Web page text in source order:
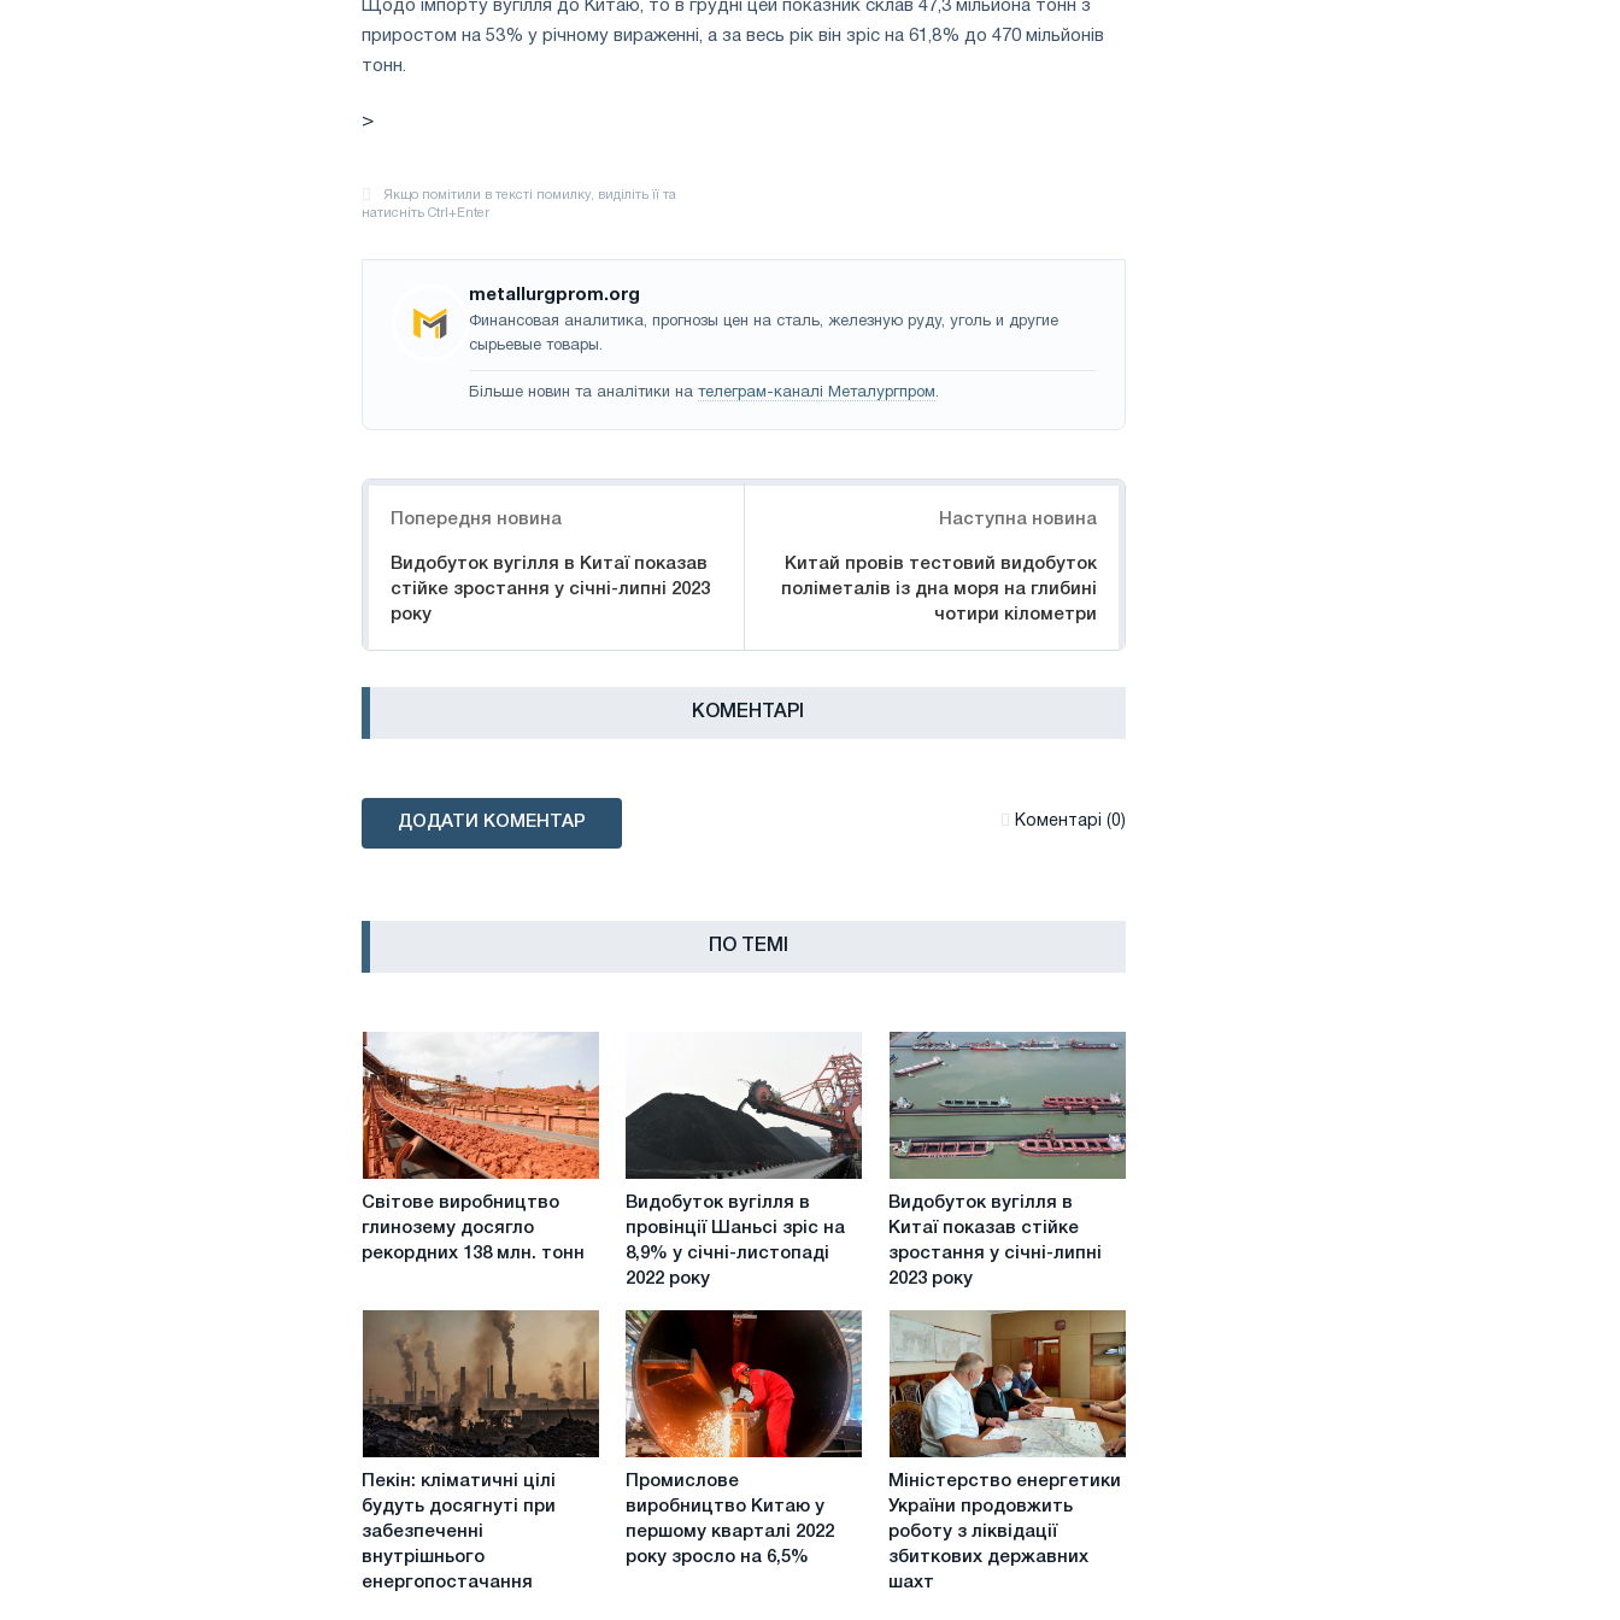
Щодо імпорту вугілля до Китаю, то в грудні цей показник склав 47,3 мільйона тонн з
приростом на 53% у річному вираженні, а за весь рік він зріс на 61,8% до 470 мільйонів
тонн.
>
metallurgprom.org
Финансовая аналитика, прогнозы цен на сталь, железную руду, уголь и другие
сырьевые товары.
Більше новин та аналітики на телеграм-каналі Металургпром.
Попередня новина
Видобуток вугілля в Китаї показав
стійке зростання у січні-липні 2023
року
Наступна новина
Китай провів тестовий видобуток
поліметалів із дна моря на глибині
чотири кілометри
КОМЕНТАРІ
ДОДАТИ КОМЕНТАР Коментарі (0)
ПО ТЕМІ
Світове
виробництво
глинозему
досягло
млн.
тонн
Світове виробництво
глинозему досягло
рекордних 138 млн. тонн
Видобуток
вугілля
в
провінції
Шаньсі
зріс
на
8,9%
у
січні-
листопаді
2022
року
Видобуток вугілля в
провінції Шаньсі зріс на
8,9% у січні-листопаді
2022 року
Видобуток
вугілля
Китаї
показав
стійке
зростання
у
січні-
липні
2023
року
Видобуток вугілля в
Китаї показав стійке
зростання у січні-липні
2023 року
цілі
досягнуті
Пекін: кліматичні цілі
будуть досягнуті при
забезпеченні
внутрішнього
енергопостачання
виробництво
Китаю
першому
Промислове
виробництво Китаю у
першому кварталі 2022
року зросло на 6,5%
енергетики
України
продовжить
Міністерство енергетики
України продовжить
роботу з ліквідації
збиткових державних
шахт